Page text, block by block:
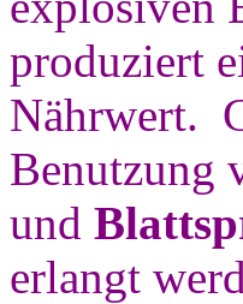
produziert
Nährwert.
Benutzung
und
erlangt